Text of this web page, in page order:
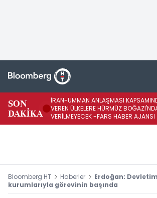
SON
DAKİKA
İRAN-UMMAN ANLAŞMASI
VEREN ÜLKELERE HÜRMÜZ
VERİLMEYECEK -FARS HABER AJANSI
Bloomberg HT Haberler
Erdoğan:
kurumlarıyla görevinin başında